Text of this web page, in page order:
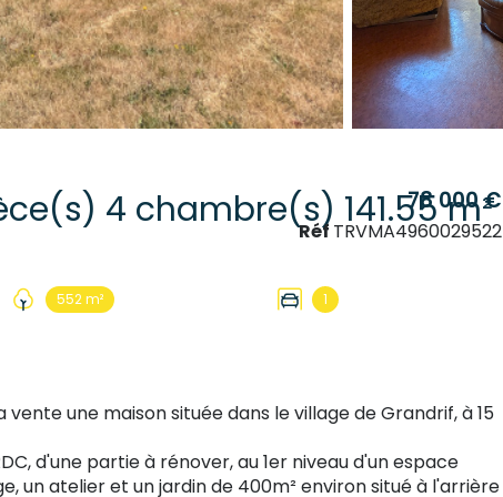
Maison de village 8 pièce(s) 4 chambre(s) 141.55 m²
552 m² 1
78 000 €
Réf TRVMA4960029522
une maison située dans le village de Grandrif, à 15
d'une partie à rénover, au 1er niveau d'un espace
un atelier et un jardin de 400m² environ situé à l'arrière